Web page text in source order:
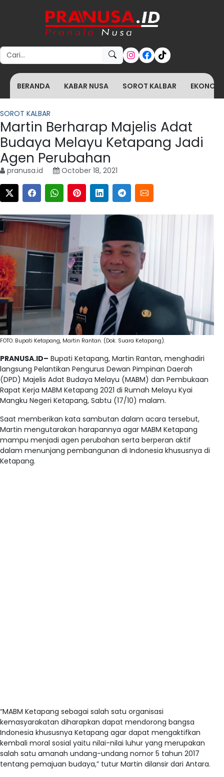
Search for:
BERANDA KABAR NUSA SOROT KALBAR
SOROT KALBAR
Martin Berharap Majelis Adat
Budaya Melayu Ketapang Jadi
Agen Perubahan
pranusa.id October 18, 2021
FOTO: Bupati Ketapang, Martin Rantan. (Dok. Suara Ketapang).
PRANUSA.ID– Bupati Ketapang, Martin Rantan, menghadiri
langsung Pelantikan Pengurus Dewan Pimpinan Daerah
(DPD) Majelis Adat Budaya Melayu (MABM) dan Pembukaan
Rapat Kerja MABM Ketapang 2021 di Rumah Melayu Kyai
Mangku Negeri Ketapang, Sabtu (17/10) malam.
Saat memberikan kata sambutan dalam acara tersebut,
Martin mengutarakan harapannya agar MABM Ketapang
mampu menjadi agen perubahan serta berperan aktif
dalam menunjang pembangunan di Indonesia khususnya di
Ketapang.
“MABM Ketapang sebagai salah satu organisasi
kemasyarakatan diharapkan dapat mendorong bangsa
Indonesia khususnya Ketapang agar dapat mengaktifkan
kembali moral sosial yaitu nilai-nilai luhur yang merupakan
salah satu amanah undang-undang nomor 5 tahun 2017
tentang pemajuan budaya,” tutur Martin dilansir dari Antara.